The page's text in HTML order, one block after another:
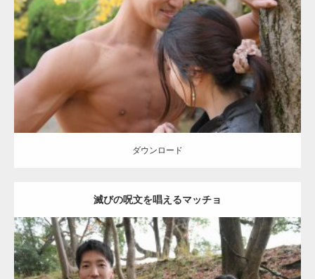
Category:公園のマッチョ その他 AKIHITO(細マッチョ) 大胸筋 肩 腹
筋
ダウンロード
ダウンロード
滅びの呪文を唱えるマッチョ
【YouTube】マッチョフリー素材メンバーが
ギネス世界記録…
【TV】TBS番組「ひるおび」にてマッスルプ
ラスが紹介されま…